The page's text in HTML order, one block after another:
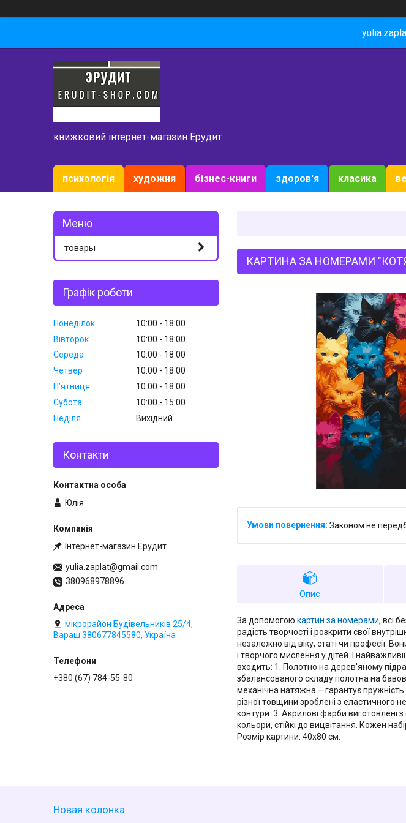
книжковий інтернет-магазин Ерудит
психологія художня бізнес-книги здоров'я класика
КАРТИНА ЗА НОМЕРАМИ
Законом не
Опис
За допомогою картин за номерами, всі
радість творчості і розкрити свої
незалежно від віку, статі чи професії.
і творчого мислення у дітей. І
входить: 1. Полотно на дерев'яному
збалансованого складу полотна на
механічна натяжна – гарантує
різної товщини зроблені з еластичного
контури. 3. Акрилові фарби виготовлені
кольори, стійкі до вицвітання. Кожен
Розмір картини: 40х80 см.
товары
Графік роботи
Понеділок 10:00
18:00
Вівторок
10:00
18:00
Середа
10:00
18:00
Четвер
10:00
18:00
Пʼятниця
10:00
18:00
Субота
10:00
15:00
Неділя
Вихідний
Контакти
Юлія
Інтернет-магазин Ерудит
yulia.zaplat@gmail.com
380968978896
мікрорайон Будівельників 25/4,
Вараш 380677845580, Україна
+380 (67) 784-55-80
Новая колонка